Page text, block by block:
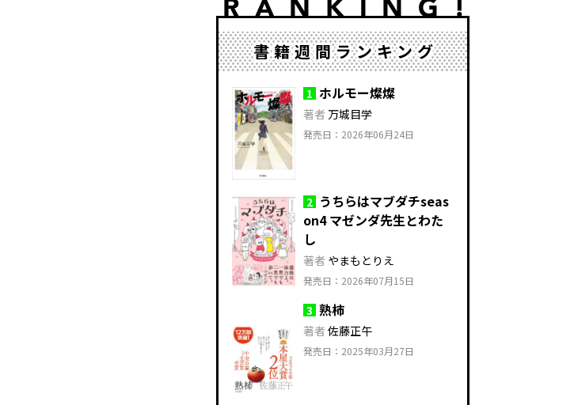
書籍週間ランキング
1 ホルモー燦燦
著者 万城目学
発売日：2026年06月24日
2 うちらはマブダチseas
on4 マゼンダ先生とわた
し
著者 やまもとりえ
発売日：2026年07月15日
3 熟柿
著者 佐藤正午
発売日：2025年03月27日